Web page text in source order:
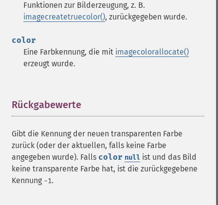
Funktionen zur Bilderzeugung, z. B.
imagecreatetruecolor(), zurückgegeben wurde.
color
Eine Farbkennung, die mit imagecolorallocate()
erzeugt wurde.
Rückgabewerte
Gibt die Kennung der neuen transparenten Farbe
zurück (oder der aktuellen, falls keine Farbe
angegeben wurde). Falls color null ist und das Bild
keine transparente Farbe hat, ist die zurückgegebene
Kennung -1.